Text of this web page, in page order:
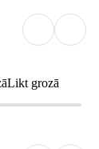
Likt grozā